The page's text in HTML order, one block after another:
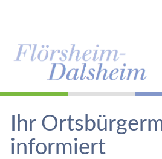
Gemeinde
Ihr
informiert